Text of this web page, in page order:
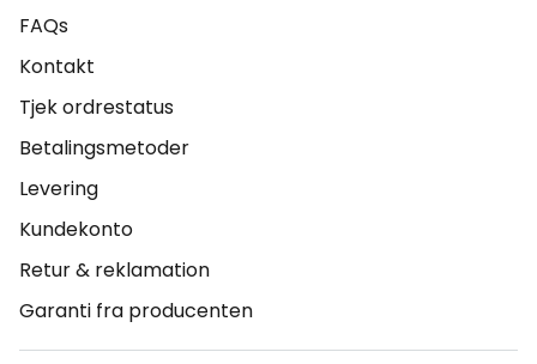
FAQs
Kontakt
Tjek ordrestatus
Betalingsmetoder
Levering
Kundekonto
Retur & reklamation
Garanti fra producenten